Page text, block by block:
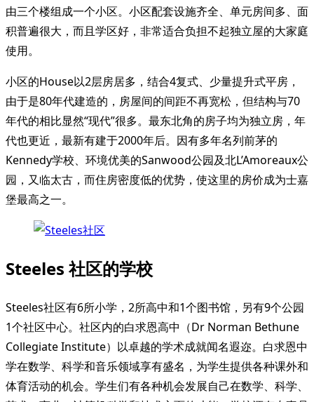
由三个楼组成一个小区。小区配套设施齐全、单元房间多、面
积普遍很大，而且学区好，非常适合负担不起独立屋的大家庭
使用。
小区的House以2层房居多，结合4复式、少量提升式平房，
由于是80年代建造的，房屋间的间距不再宽松，但结构与70
年代的相比显然“现代”很多。最东北角的房子均为独立房，年
代也更近，最新有建于2000年后。因有多年名列前茅的
Kennedy学校、环境优美的Sanwood公园及北L’Amoreaux公
园，又临太古，而住房密度低的优势，使这里的房价成为士嘉
堡最高之一。
Steeles 社区的学校
Steeles社区有6所小学，2所高中和1个图书馆，另有9个公园
1个社区中心。社区内的白求恩高中（Dr Norman Bethune
Collegiate Institute）以卓越的学术成就闻名遐迩。白求恩中
学在数学、科学和音乐领域享有盛名，为学生提供各种课外和
体育活动的机会。学生们有各种机会发展自己在数学、科学、